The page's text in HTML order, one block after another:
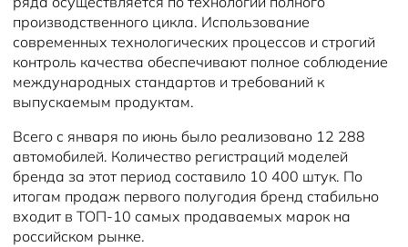
производственного цикла. Использование
современных технологических процессов и строгий
контроль качества обеспечивают полное соблюдение
международных стандартов и требований к
выпускаемым продуктам.
Всего с января по июнь было реализовано 12 288
автомобилей. Количество регистраций моделей
бренда за этот период составило 10 400 штук. По
итогам продаж первого полугодия бренд стабильно
входит в ТОП-10 самых продаваемых марок на
российском рынке.